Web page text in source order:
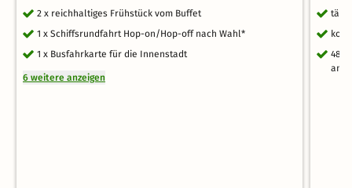
2 x reichhaltiges Frühstück vom Buffet
1 x Schiffsrundfahrt Hop-on/Hop-off nach Wahl*
1 x Busfahrkarte für die Innenstadt
6 weitere anzeigen
48